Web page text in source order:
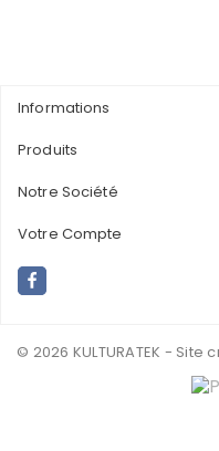
Informations
Produits
Notre Société
Votre Compte
© 2026 KULTURATEK - Site